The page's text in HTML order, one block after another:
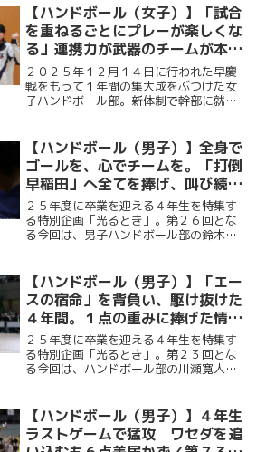
を幾度も仕掛け、得点を重ねていく。デ
ィフェンスではＧＫ森田真...
【ハンドボール（女子）】「試合
を重ねるごとにプレーが楽しくな
る」連携力が武器のチームが本拠
地での勝利を誓う／注目選手対
談 岩本理子×角田百合佳×森田
愛弓
２０２５年１２月１４日に行われた早慶
戦をもって１年間の集大成をぶつけた女
子ハンドボール部。新体制で幹部に就任
今回は、５月２３日（土）にホーム・蝮
谷体育館での試合を控える...
【ハンドボール（男子）】全身で
ゴールを、心でチームを。「打倒
早稲田」へ全てを捧げ、叫び続け
た勝利への執念。全身でゴールを
死守した主将の矜持／４年生卒業
企画「光るとき」 No.26 鈴木悠
２５年度に卒業を迎える４年生を特集す
る特別企画「光るとき」。第２６回とな
る今回は、男子ハンドボール部の鈴木悠
した全身を投げ出すセーブで幾度となく
チームを救ってきた。２年...
【ハンドボール（男子）】「エー
スの宿命」を背負い、駆け抜けた
４年間。１点の重みに捧げた情熱
の軌跡。／４年生卒業企画「光る
とき」 No.23 川瀬寛人
２５年度に卒業を迎える４年生を特集す
る特別企画「光るとき」。第２３回とな
る今回は、ハンドボール部の川瀬寛人
続けた川瀬。怪我に泣かされた下級生時
代を経て、チームの浮沈を背...
【ハンドボール（男子）】４年生
ラストゲームで猛攻 ワセダを追